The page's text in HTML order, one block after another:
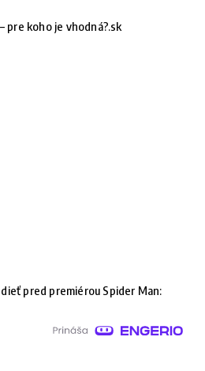
pre koho je vhodná?.sk
pred premiérou Spider Man: